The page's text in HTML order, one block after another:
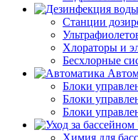
Станции
Хлораторы и
Бесхлорные
Блоки
Блоки
Блоки
Химия для